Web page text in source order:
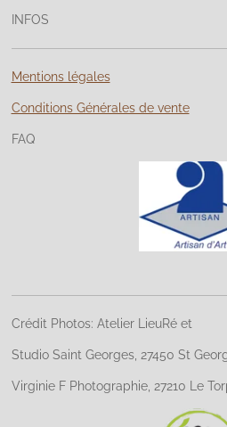
INFOS
Mentions légales
Conditions Générales de vente
FAQ
Crédit Photos: Atelier LieuRé et
Studio Saint Georges, 27450 St
Virginie F Photographie, 27210 Le